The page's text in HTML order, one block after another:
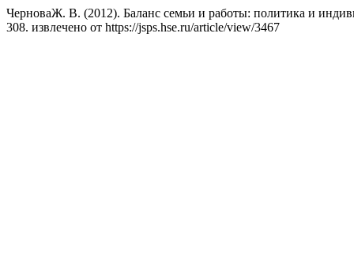
ЧерноваЖ. В. (2012). Баланс семьи и работы: политика и
308. извлечено от https://jsps.hse.ru/article/view/3467